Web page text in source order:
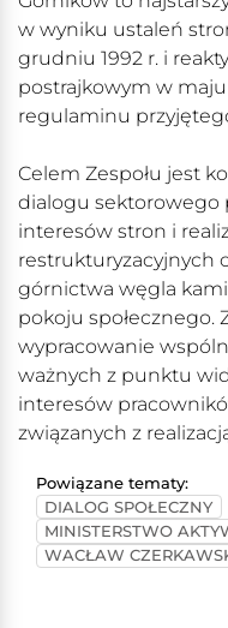
w wyniku ustaleń
grudniu 1992 r. i
postrajkowym w maju
regulaminu
Celem Zespołu jest
dialogu sektorowego
interesów stron i
restrukturyzacyjnych
górnictwa węgla
pokoju społecznego.
wypracowanie
ważnych z punktu
interesów
związanych z
Powiązane tematy:
DIALOG SPOŁECZNY
MINISTERSTWO
WACŁAW